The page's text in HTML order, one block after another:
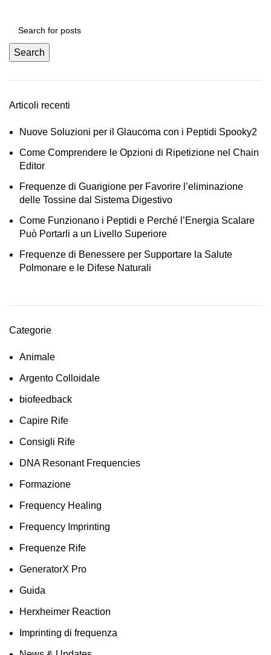
Search
Articoli recenti
Nuove Soluzioni per il Glaucoma con i Peptidi Spooky2
Come Comprendere le Opzioni di Ripetizione nel Chain
Editor
Frequenze di Guarigione per Favorire l’eliminazione
delle Tossine dal Sistema Digestivo
Come Funzionano i Peptidi e Perché l’Energia Scalare
Può Portarli a un Livello Superiore
Frequenze di Benessere per Supportare la Salute
Polmonare e le Difese Naturali
Categorie
Animale
Argento Colloidale
biofeedback
Capire Rife
Consigli Rife
DNA Resonant Frequencies
Formazione
Frequency Healing
Frequency Imprinting
Frequenze Rife
GeneratorX Pro
Guida
Herxheimer Reaction
Imprinting di frequenza